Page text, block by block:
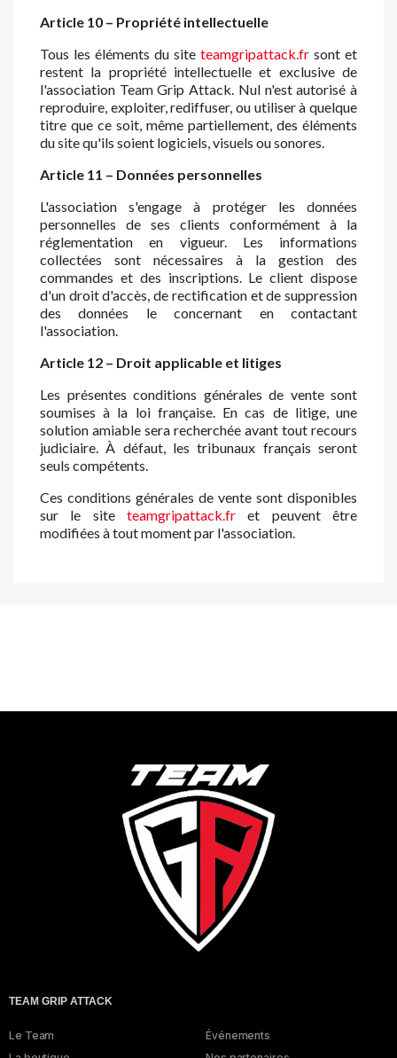
Article 10 – Propriété intellectuelle
Tous les éléments du site teamgripattack.fr sont et
restent la propriété intellectuelle et exclusive de
l'association Team Grip Attack. Nul n'est autorisé à
reproduire, exploiter, rediffuser, ou utiliser à quelque
titre que ce soit, même partiellement, des éléments
du site qu'ils soient logiciels, visuels ou sonores.
Article 11 – Données personnelles
L'association s'engage à protéger les données
personnelles de ses clients conformément à la
réglementation en vigueur. Les informations
collectées sont nécessaires à la gestion des
commandes et des inscriptions. Le client dispose
d'un droit d'accès, de rectification et de suppression
des données le concernant en contactant
l'association.
Article 12 – Droit applicable et litiges
Les présentes conditions générales de vente sont
soumises à la loi française. En cas de litige, une
solution amiable sera recherchée avant tout recours
judiciaire. À défaut, les tribunaux français seront
seuls compétents.
Ces conditions générales de vente sont disponibles
sur le site teamgripattack.fr et peuvent être
modifiées à tout moment par l'association.
TEAM GRIP ATTACK
Le Team
Événements